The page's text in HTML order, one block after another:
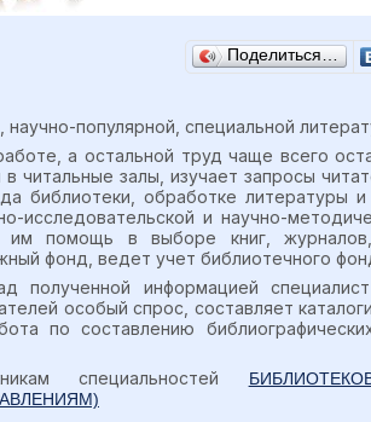
Поделиться…
популярной, специальной
а остальной труд чаще всего
читальные залы, изучает запросы
библиотеки, обработке литературы и
исследовательской и научно-
им помощь в выборе книг, журналов,
фонд, ведет учет библиотечного
полученной информацией
особый спрос, составляет
по составлению
специальностей